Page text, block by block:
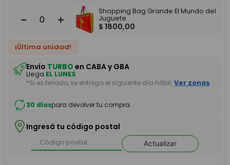
＋
－
Shopping Bag Grande El Mundo del
Juguete
$ 1800,00
¡Última unidad!
Envío TURBO en CABA y GBA
Llega EL LUNES
*Si es feriado, se entrega el siguiente día hábil. Ver zonas
30 díaspara devolver tu compra
Ingresá tu código postal
Actualizar